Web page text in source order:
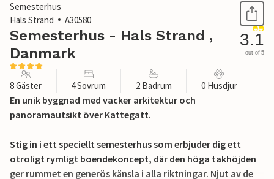
Semesterhus
Hals Strand
A30580
Semesterhus - Hals Strand ,
Danmark
3.1
out of 5
8 Gäster 4 Sovrum 2 Badrum 0 Husdjur
En unik byggnad med vacker arkitektur och
panoramautsikt över Kattegatt.
Stig in i ett speciellt semesterhus som erbjuder dig ett
otroligt rymligt boendekoncept, där den höga takhöjden
ger rummet en generös känsla i alla riktningar. Njut av de